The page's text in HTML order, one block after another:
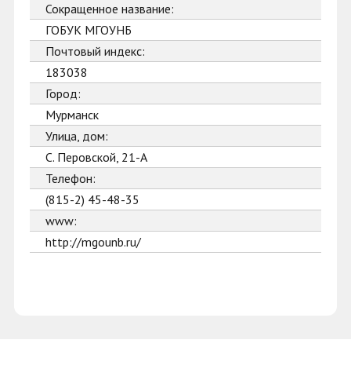
Сокращенное название:
ГОБУК МГОУНБ
Почтовый индекс:
183038
Город:
Мурманск
Улица, дом:
С. Перовской, 21-А
Телефон:
(815-2) 45-48-35
www:
http://mgounb.ru/